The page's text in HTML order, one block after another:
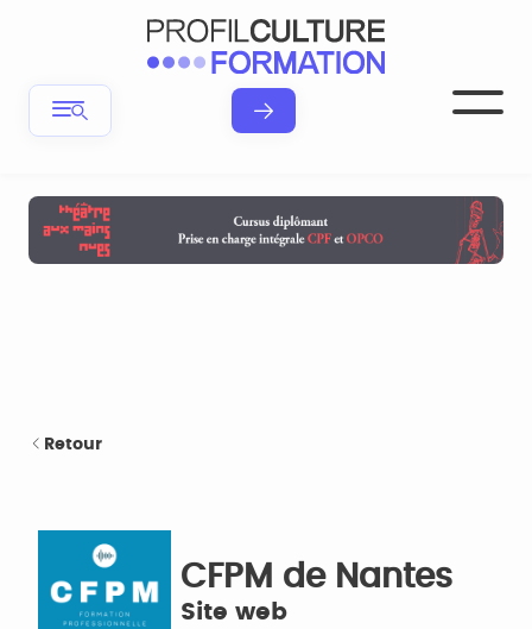
Retour
CFPM de Nantes
Site web